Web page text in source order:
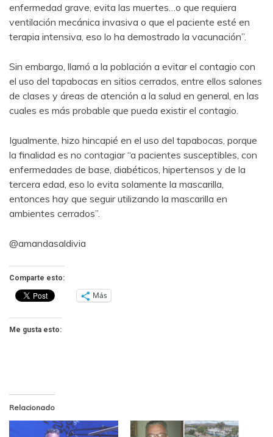
enfermedad grave, evita las muertes…o que requiera
ventilación mecánica invasiva o que el paciente esté en
terapia intensiva, eso lo ha demostrado la vacunación”.
Sin embargo, llamó a la población a evitar el contagio con
el uso del tapabocas en sitios cerrados, entre ellos salones
de clases y áreas de atención a la salud en general, en las
cuales es más probable que pueda existir el contagio.
Igualmente, hizo hincapié en el uso del tapabocas, porque
la finalidad es no contagiar “a pacientes susceptibles, con
enfermedades de base, diabéticos, hipertensos y de la
tercera edad, eso lo evita solamente la mascarilla,
entonces hay que seguir utilizando la mascarilla en
ambientes cerrados”.
@amandasaldivia
Comparte esto:
Más
Me gusta esto:
Relacionado